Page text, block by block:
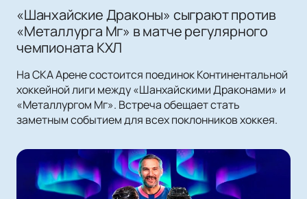
«Шанхайские Драконы» сыграют против
«Металлурга Мг» в матче регулярного
чемпионата КХЛ
На СКА Арене состоится поединок Континентальной
хоккейной лиги между «Шанхайскими Драконами» и
«Металлургом Мг». Встреча обещает стать
заметным событием для всех поклонников хоккея.